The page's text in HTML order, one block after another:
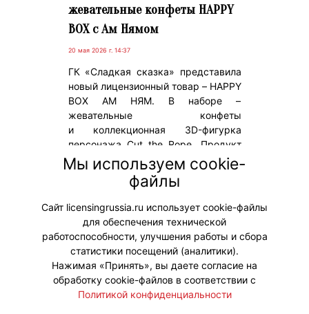
жевательные конфеты HAPPY
BOX с Ам Нямом
20 мая 2026 г. 14:37
ГК «Сладкая сказка» представила
новый лицензионный товар – HAPPY
BOX АМ НЯМ. В наборе –
жевательные конфеты
и коллекционная 3D-фигурка
персонажа Cut the Rope. Продукт
ориентирован на ценовой сегмент
«Эконом+» и адаптирован для
различных форматов розничных
точек.
#Коллаборации #ПродвижениеБренда
Мы используем cookie-
файлы
Сайт licensingrussia.ru использует cookie-файлы
для обеспечения технической
работоспособности, улучшения работы и сбора
статистики посещений (аналитики).
Нажимая «Принять», вы даете согласие на
обработку cookie-файлов в соответствии с
Политикой конфиденциальности